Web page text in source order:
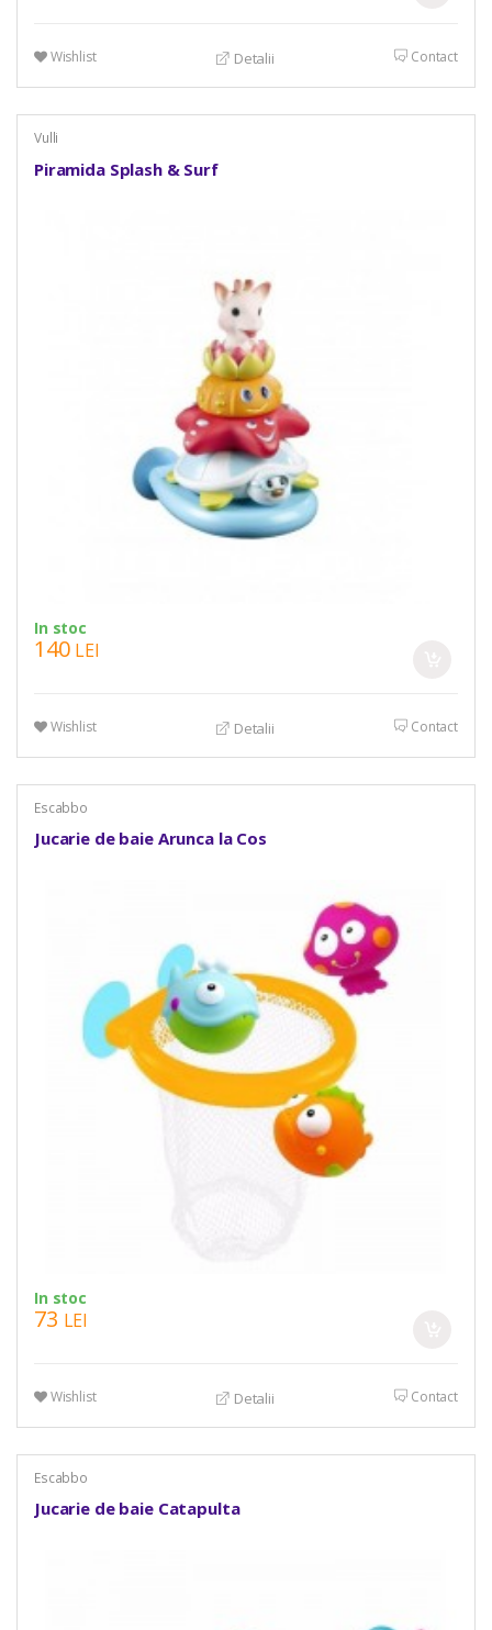
Wishlist Detalii Contact
Vulli
Piramida Splash & Surf
In stoc
140 LEI
Wishlist Detalii Contact
Escabbo
Jucarie de baie Arunca la Cos
In stoc
73 LEI
Wishlist Detalii Contact
Escabbo
Jucarie de baie Catapulta